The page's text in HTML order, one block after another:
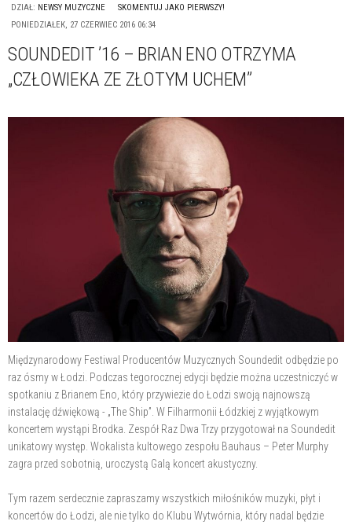
DZIAŁ: NEWSY MUZYCZNE
SKOMENTUJ JAKO PIERWSZY!
PONIEDZIAŁEK, 27 CZERWIEC 2016 06:34
SOUNDEDIT ’16 – BRIAN ENO OTRZYMA
„CZŁOWIEKA ZE ZŁOTYM UCHEM”
Międzynarodowy Festiwal Producentów Muzycznych Soundedit odbędzie po
raz ósmy w Łodzi. Podczas tegorocznej edycji będzie można uczestniczyć w
spotkaniu z Brianem Eno, który przywiezie do Łodzi swoją najnowszą
instalację dźwiękową - „The Ship”. W Filharmonii Łódzkiej z wyjątkowym
koncertem wystąpi Brodka. Zespół Raz Dwa Trzy przygotował na Soundedit
unikatowy występ. Wokalista kultowego zespołu Bauhaus – Peter Murphy
zagra przed sobotnią, uroczystą Galą koncert akustyczny.
Tym razem serdecznie zapraszamy wszystkich miłośników muzyki, płyt i
koncertów do Łodzi, ale nie tylko do Klubu Wytwórnia, który nadal będzie